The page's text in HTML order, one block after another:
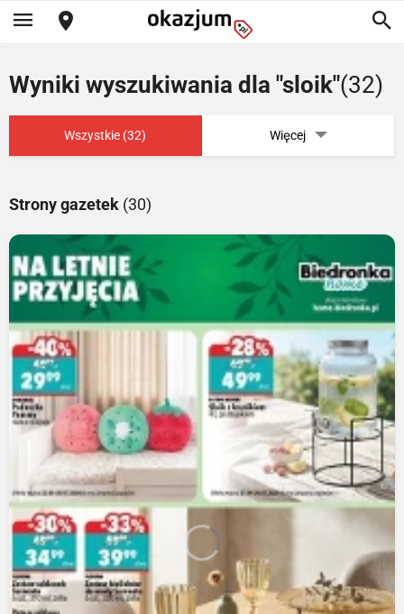
Wyniki wyszukiwania dla "sloik"(32)
Wszystkie (32) Więcej
Strony gazetek (30)